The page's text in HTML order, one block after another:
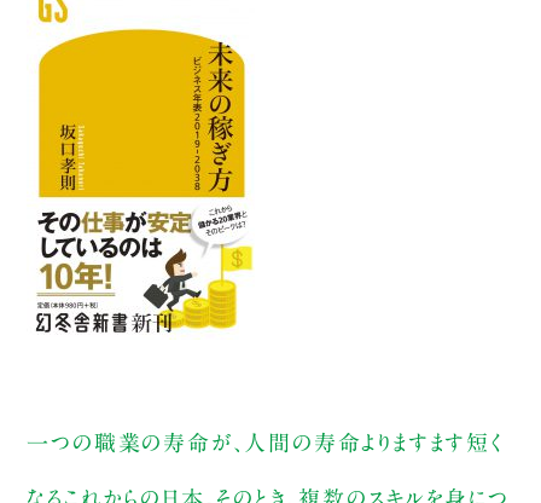
一つの職業の寿命が、人間の寿命よりますます短く
なるこれからの日本。そのとき、複数のスキルを身につ